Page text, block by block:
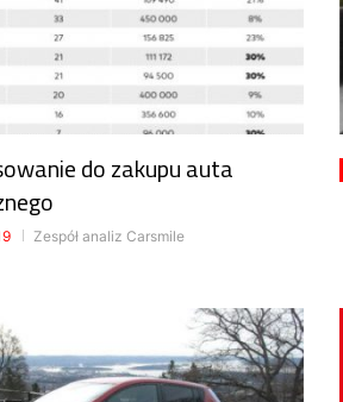
do zakupu auta
Zespół analiz Carsmile